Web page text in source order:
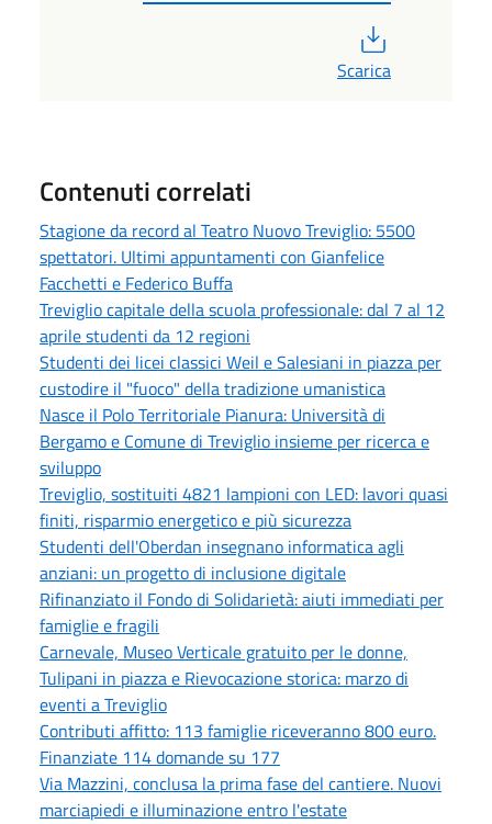
Scarica
Contenuti correlati
Stagione da record al Teatro Nuovo Treviglio: 5500
spettatori. Ultimi appuntamenti con Gianfelice
Facchetti e Federico Buffa
Treviglio capitale della scuola professionale: dal 7 al 12
aprile studenti da 12 regioni
Studenti dei licei classici Weil e Salesiani in piazza per
custodire il "fuoco" della tradizione umanistica
Nasce il Polo Territoriale Pianura: Università di
Bergamo e Comune di Treviglio insieme per ricerca e
sviluppo
Treviglio, sostituiti 4821 lampioni con LED: lavori quasi
finiti, risparmio energetico e più sicurezza
Studenti dell'Oberdan insegnano informatica agli
anziani: un progetto di inclusione digitale
Rifinanziato il Fondo di Solidarietà: aiuti immediati per
famiglie e fragili
Carnevale, Museo Verticale gratuito per le donne,
Tulipani in piazza e Rievocazione storica: marzo di
eventi a Treviglio
Contributi affitto: 113 famiglie riceveranno 800 euro.
Finanziate 114 domande su 177
Via Mazzini, conclusa la prima fase del cantiere. Nuovi
marciapiedi e illuminazione entro l'estate